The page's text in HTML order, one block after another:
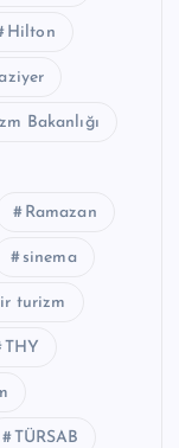
Hilton
Bakanlığı
Ramazan
sinema
turizm
THY
TÜRSAB